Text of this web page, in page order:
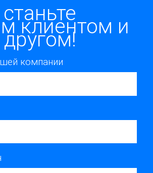
станьте
клиентом и
другом!
компании